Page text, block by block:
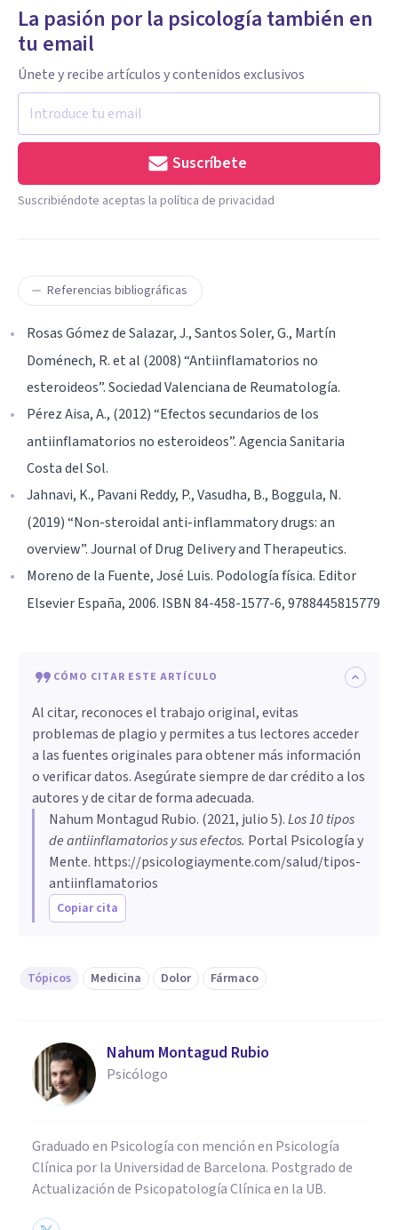
La pasión por la psicología también en
tu email
Únete y recibe artículos y contenidos exclusivos
Suscríbete
Suscribiéndote aceptas la política de privacidad
Referencias bibliográficas
Rosas Gómez de Salazar, J., Santos Soler, G., Martín
Doménech, R. et al (2008) “Antiinflamatorios no
esteroideos”. Sociedad Valenciana de Reumatología.
Pérez Aisa, A., (2012) “Efectos secundarios de los
antiinflamatorios no esteroideos”. Agencia Sanitaria
Costa del Sol.
Jahnavi, K., Pavani Reddy, P., Vasudha, B., Boggula, N.
(2019) “Non-steroidal anti-inflammatory drugs: an
overview”. Journal of Drug Delivery and Therapeutics.
Moreno de la Fuente, José Luis. Podología física. Editor
Elsevier España, 2006. ISBN 84-458-1577-6, 9788445815779
CÓMO CITAR ESTE ARTÍCULO
Al citar, reconoces el trabajo original, evitas
problemas de plagio y permites a tus lectores acceder
a las fuentes originales para obtener más información
o verificar datos. Asegúrate siempre de dar crédito a los
autores y de citar de forma adecuada.
Nahum Montagud Rubio. (2021, julio 5).Los 10 tipos
de antiinflamatorios y sus efectos. Portal Psicología y
Mente. https://psicologiaymente.com/salud/tipos-
antiinflamatorios
Copiar cita
Tópicos Medicina Dolor Fármaco
Nahum Montagud Rubio
Psicólogo
Graduado en Psicología con mención en Psicología
Clínica por la Universidad de Barcelona. Postgrado de
Actualización de Psicopatología Clínica en la UB.